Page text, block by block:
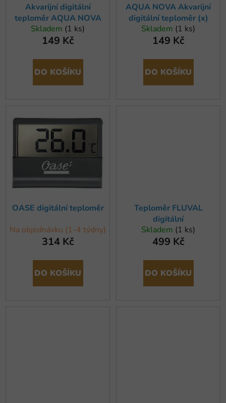
Akvarijní digitální
teploměr AQUA NOVA
Skladem (1 ks)
149 Kč
DO KOŠÍKU
AQUA NOVA Akvarijní
digitální teploměr (x)
Skladem (1 ks)
149 Kč
DO KOŠÍKU
OASE digitální teploměr
Na objednávku (1-4 týdny)
314 Kč
DO KOŠÍKU
Teploměr FLUVAL
digitální
Skladem (1 ks)
499 Kč
DO KOŠÍKU